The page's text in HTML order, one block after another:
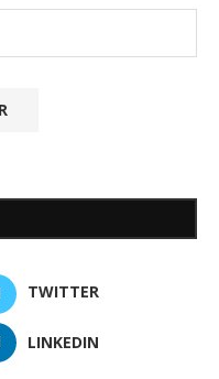
TWITTER
LINKEDIN